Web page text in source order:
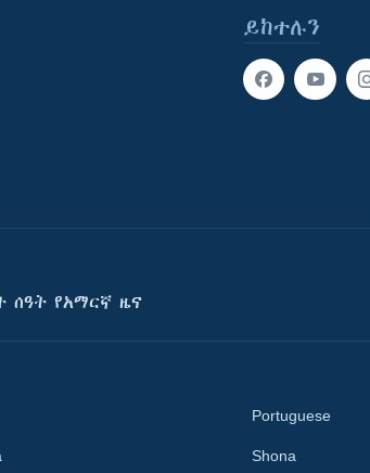
ይከተሉን
ሰዓት የአማርኛ ዜና
Portuguese
Shona